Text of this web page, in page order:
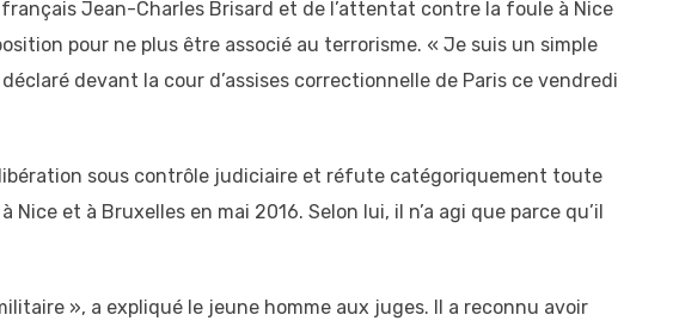
Jean-Charles Brisard et de l’attentat contre la foule à Nice
pour ne plus être associé au terrorisme. « Je suis un simple
devant la cour d’assises correctionnelle de Paris ce vendredi
sous contrôle judiciaire et réfute catégoriquement toute
et à Bruxelles en mai 2016. Selon lui, il n’a agi que parce qu’il
», a expliqué le jeune homme aux juges. Il a reconnu avoir